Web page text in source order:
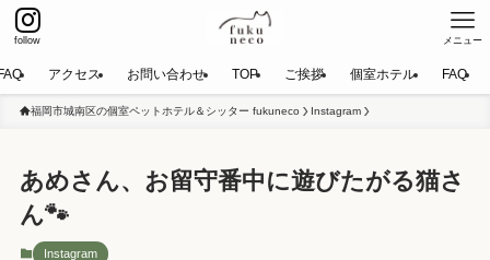
follow メニュー
アクセス お問い合わせ TOP ご挨拶 個室ホテル FAQ
福岡市城南区の個室ペットホテル＆シッター fukuneco Instagram
あめさん、お留守番中に遊びたがる猫さ
ん🐾
Instagram